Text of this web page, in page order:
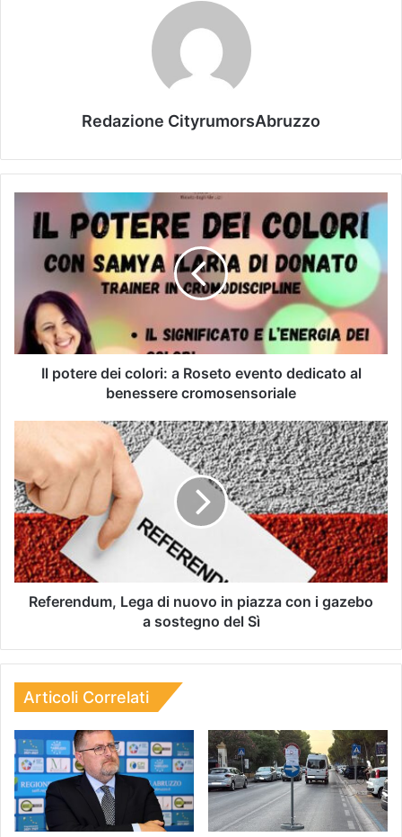
Redazione CityrumorsAbruzzo
Il potere dei colori: a Roseto evento dedicato al
benessere cromosensoriale
Referendum, Lega di nuovo in piazza con i gazebo
a sostegno del Sì
Articoli Correlati